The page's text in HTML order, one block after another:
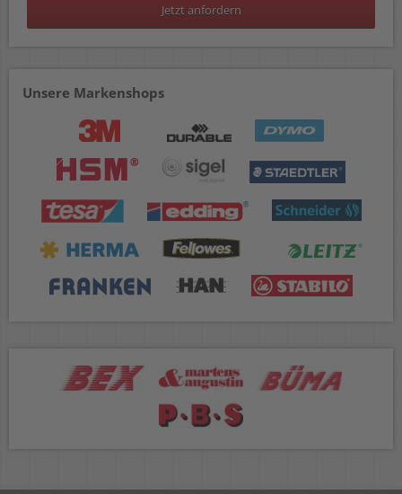
Jetzt anfordern
Unsere Markenshops